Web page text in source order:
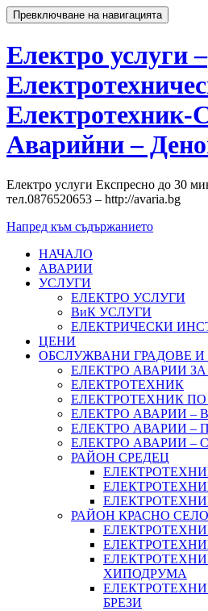
Превключване на навигацията
Електро услуги –
Електротехник-
Аварийни –
Електро услуги Експресно до 30
тел.0876520653 – http://avaria.bg
Напред към съдържанието
НАЧАЛО
АВАРИИ
УСЛУГИ
ЕЛЕКТРО УСЛУГИ
ВиК УСЛУГИ
ЕЛЕКТРИЧЕСКИ
ЦЕНИ
ОБСЛУЖВАНИ ГРАДОВЕ И
ЕЛЕКТРО АВАРИИ
ЕЛЕКТРОТЕХНИК
ЕЛЕКТРОТЕХНИК
ЕЛЕКТРО АВАРИИ –
ЕЛЕКТРО АВАРИИ –
ЕЛЕКТРО АВАРИИ –
РАЙОН СРЕДЕЦ
РАЙОН КРАСНО СЕЛО
ХИПОДРУМА
БРЕЗИ